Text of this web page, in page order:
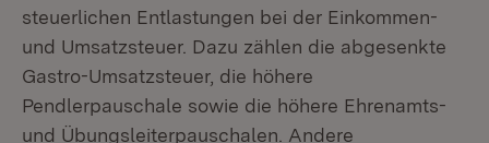
steuerlichen Entlastungen bei der Einkommen-
und Umsatzsteuer. Dazu zählen die abgesenkte
Gastro-Umsatzsteuer, die höhere
Pendlerpauschale sowie die höhere Ehrenamts-
und Übungsleiterpauschalen. Andere